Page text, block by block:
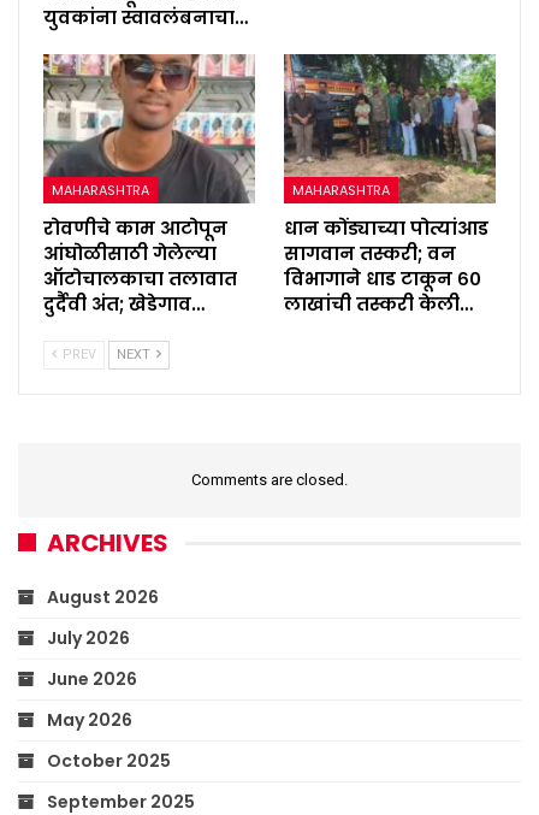
युवकांना स्वावलंबनाचा…
MAHARASHTRA
रोवणीचे काम आटोपून
आंघोळीसाठी गेलेल्या
ऑटोचालकाचा तलावात
दुर्दैवी अंत; खेडेगाव…
MAHARASHTRA
धान कोंड्याच्या पोत्यांआड
सागवान तस्करी; वन
विभागाने धाड टाकून ६०
लाखांची तस्करी केली…
PREV NEXT
Comments are closed.
ARCHIVES
August 2026
July 2026
June 2026
May 2026
October 2025
September 2025